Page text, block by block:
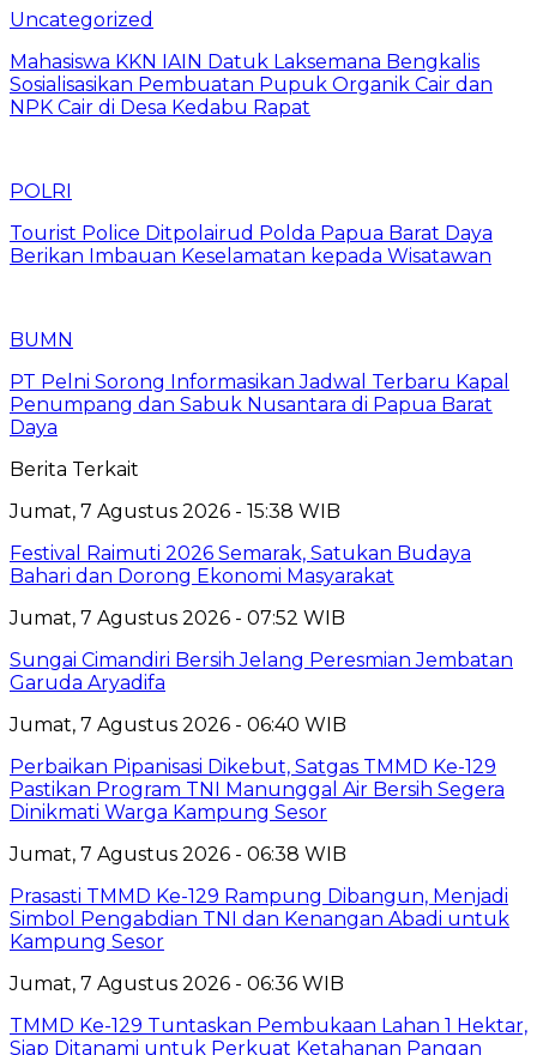
Uncategorized
Mahasiswa KKN IAIN Datuk Laksemana Bengkalis
Sosialisasikan Pembuatan Pupuk Organik Cair dan
NPK Cair di Desa Kedabu Rapat
POLRI
Tourist Police Ditpolairud Polda Papua Barat Daya
Berikan Imbauan Keselamatan kepada Wisatawan
BUMN
PT Pelni Sorong Informasikan Jadwal Terbaru Kapal
Penumpang dan Sabuk Nusantara di Papua Barat
Daya
Berita Terkait
Jumat, 7 Agustus 2026 - 15:38 WIB
Festival Raimuti 2026 Semarak, Satukan Budaya
Bahari dan Dorong Ekonomi Masyarakat
Jumat, 7 Agustus 2026 - 07:52 WIB
Sungai Cimandiri Bersih Jelang Peresmian Jembatan
Garuda Aryadifa
Jumat, 7 Agustus 2026 - 06:40 WIB
Perbaikan Pipanisasi Dikebut, Satgas TMMD Ke-129
Pastikan Program TNI Manunggal Air Bersih Segera
Dinikmati Warga Kampung Sesor
Jumat, 7 Agustus 2026 - 06:38 WIB
Prasasti TMMD Ke-129 Rampung Dibangun, Menjadi
Simbol Pengabdian TNI dan Kenangan Abadi untuk
Kampung Sesor
Jumat, 7 Agustus 2026 - 06:36 WIB
TMMD Ke-129 Tuntaskan Pembukaan Lahan 1 Hektar,
Siap Ditanami untuk Perkuat Ketahanan Pangan